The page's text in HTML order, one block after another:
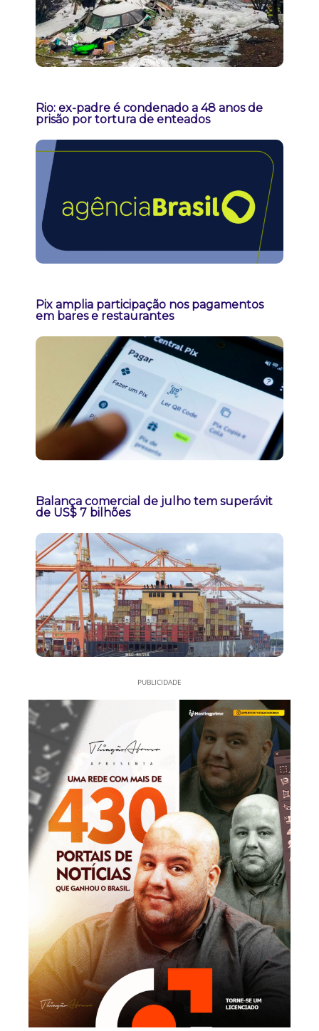
Rio: ex-padre é condenado a 48 anos de
prisão por tortura de enteados
Pix amplia participação nos pagamentos
em bares e restaurantes
Balança comercial de julho tem superávit
de US$ 7 bilhões
PUBLICIDADE